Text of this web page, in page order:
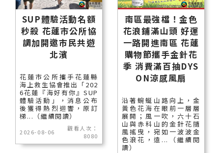
SUP體驗活動名額
秒殺 花蓮市公所協
調加開邀市民共遊
北濱
花蓮市公所攜手花蓮縣
海上救生協會推出「202
6花蓮『海好有你』SUP
體驗活動」，消息公布
後獲得熱烈迴響，原訂
梯...（繼續閱讀）
2026-08-06
觀看人次：
8080
南區最強檔！金色
花浪鋪滿山頭 好運
一路開進南區 花蓮
購物節攜手金針花
季 消費滿百抽DYS
ON涼感風扇
沿著蜿蜒山路向上，金
黃色花海在眼前一層層
展開；風一吹，六十石
山與赤科山的金針花隨
風搖曳，宛如一波波金
色浪花，遠...（繼續閱
讀）